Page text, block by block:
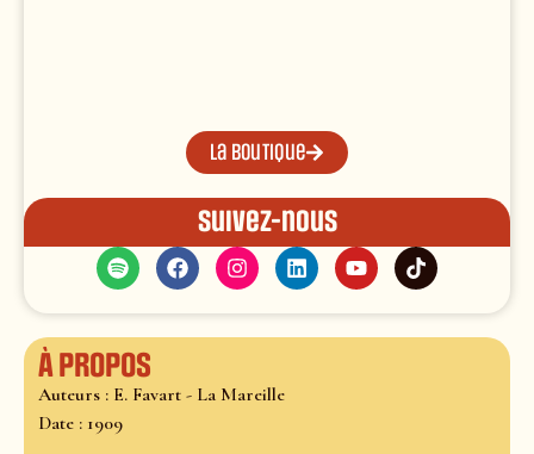
La boutique
Suivez-nous
À propos
Auteurs : E. Favart - La Mareille
Date : 1909